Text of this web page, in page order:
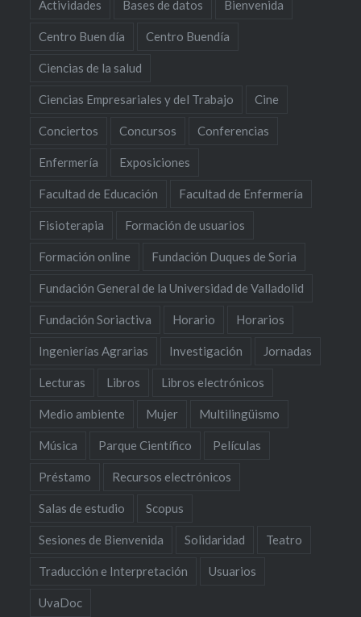
Actividades Bases de datos Bienvenida
Centro Buen día Centro Buendía
Ciencias de la salud
Ciencias Empresariales y del Trabajo Cine
Conciertos Concursos Conferencias
Enfermería Exposiciones
Facultad de Educación Facultad de Enfermería
Fisioterapia Formación de usuarios
Formación online Fundación Duques de Soria
Fundación General de la Universidad de Valladolid
Fundación Soriactiva Horario Horarios
Ingenierías Agrarias Investigación Jornadas
Lecturas Libros Libros electrónicos
Medio ambiente Mujer Multilingüismo
Música Parque Científico Películas
Préstamo Recursos electrónicos
Salas de estudio Scopus
Sesiones de Bienvenida Solidaridad Teatro
Traducción e Interpretación Usuarios
UvaDoc